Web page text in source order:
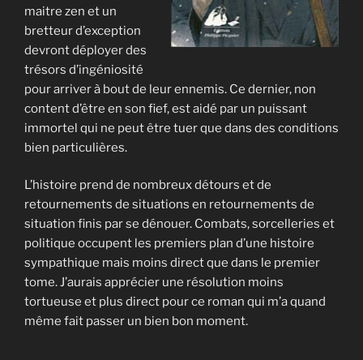
maitre zen et un
bretteur d’exception
devront déployer des
trésors d’ingéniosité
pour arriver à bout de leur ennemis. Ce dernier, non
content d’être en son fief, est aidé par un puissant
immortel qui ne peut être tuer que dans des conditions
bien particulières.
L’histoire prend de nombreux détours et de
retournements de situations en retournements de
situation finis par se dénouer. Combats, sorcelleries et
politique occupent les premiers plan d’une histoire
sympathique mais moins direct que dans le premier
tome. J’aurais apprécier une résolution moins
tortueuse et plus direct pour ce roman qui m’a quand
même fait passer un bien bon moment.